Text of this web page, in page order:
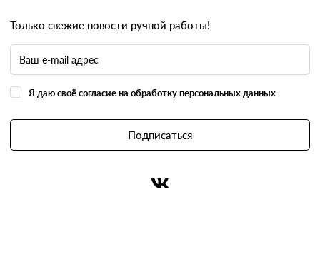
Только свежие новости ручной работы!
Я даю своё согласие на обработку персональных данных
Подписаться